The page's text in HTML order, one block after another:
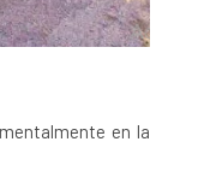
en la